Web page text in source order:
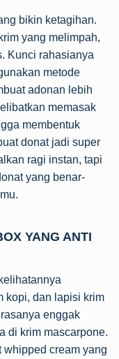
bikin ketagihan.
yang melimpah,
Kunci rahasianya
metode
adonan lebih
memasak
membentuk
donat jadi super
ragi instan, tapi
yang benar-
YANG ANTI
kopi, dan lapisi krim
enggak
di krim mascarpone.
cream yang